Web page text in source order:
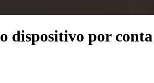
dispositivo por